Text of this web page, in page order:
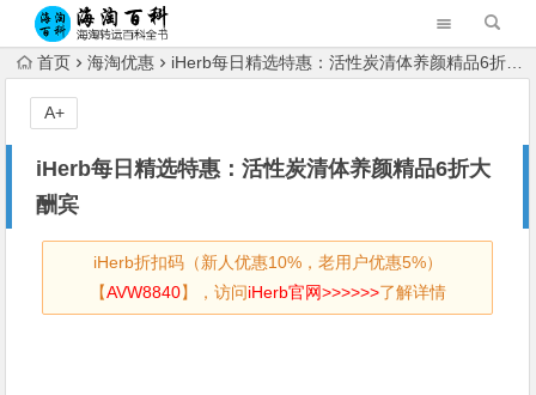
首页 海淘优惠 iHerb每日精选特惠：活性炭清体养颜精品6折大酬宾
iHerb每日精选特惠：活性炭清体养颜精品6折大
酬宾
iHerb折扣码（新人优惠10%，老用户优惠5%）
【AVW8840】，访问iHerb官网>>>>>>了解详情
A+